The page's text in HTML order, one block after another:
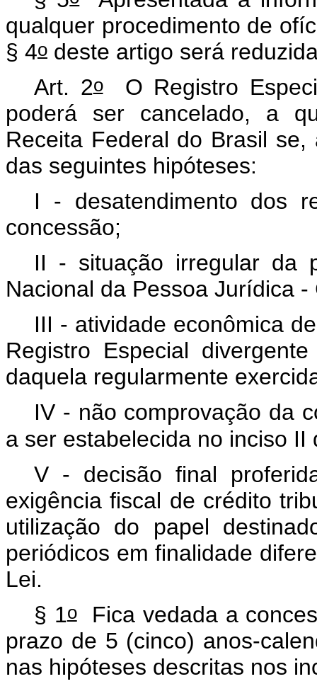
qualquer procedimento de
§ 4o deste artigo será
Art. 2oO Registro
poderá ser cancelado, a
Receita Federal do Brasil
das seguintes
I - desatendimento dos
concessão;
II - situação irregular da
Nacional da Pessoa Jurídica
III - atividade econômica
Registro Especial
daquela regularmente
IV - não comprovação da
a ser estabelecida no inciso II
V - decisão final
exigência fiscal de crédito
utilização do papel
periódicos em finalidade
Lei.
§ 1oFica vedada a
prazo de 5 (cinco) anos-
nas hipóteses descritas nos